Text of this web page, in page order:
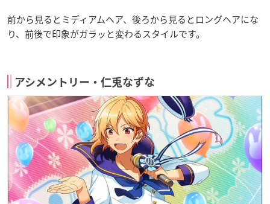
前から見るとミディアムヘア、後ろから見るとロングヘアにな
り、前後で印象がガラッと変わるスタイルです。
アシメントリー・仁兎なずな